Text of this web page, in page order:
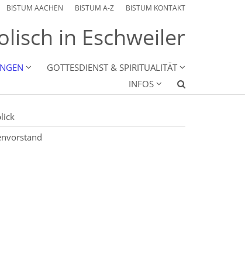
BISTUM AACHEN BISTUM A-Z BISTUM KONTAKT
in Eschweiler
GOTTESDIENST & SPIRITUALITÄT
INFOS